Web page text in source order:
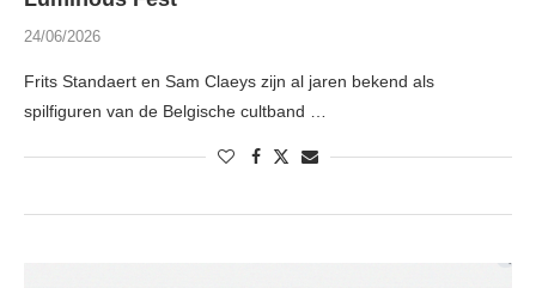
24/06/2026
Frits Standaert en Sam Claeys zijn al jaren bekend als
spilfiguren van de Belgische cultband …